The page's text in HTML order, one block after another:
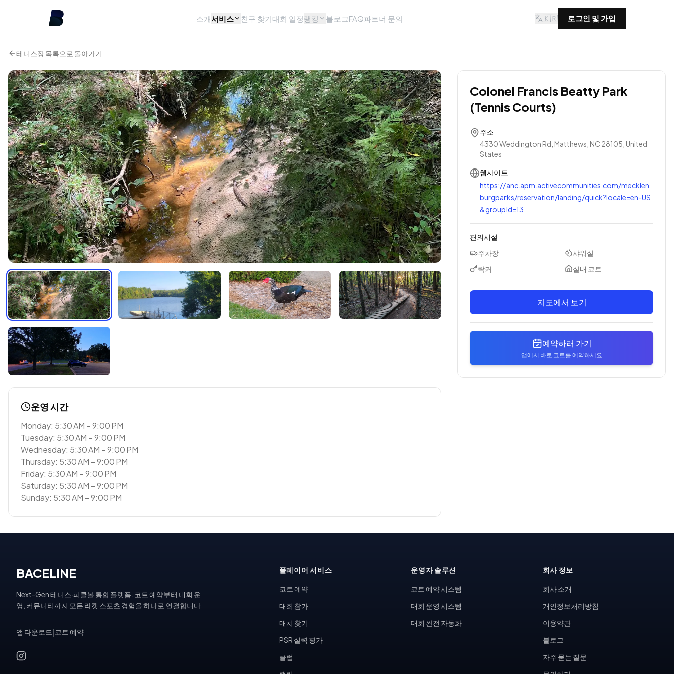
소개서비스 친구 찾기대회 일정랭킹 블로그FAQ파트너 문의 🇰🇷 로그인 및 가입
테니스장 목록으로 돌아가기
운영 시간
Monday: 5:30 AM – 9:00 PM
Tuesday: 5:30 AM – 9:00 PM
Wednesday: 5:30 AM – 9:00 PM
Thursday: 5:30 AM – 9:00 PM
Friday: 5:30 AM – 9:00 PM
Saturday: 5:30 AM – 9:00 PM
Sunday: 5:30 AM – 9:00 PM
Colonel Francis Beatty Park
(Tennis Courts)
주소
4330 Weddington Rd, Matthews, NC 28105, United
States
웹사이트
https://anc.apm.activecommunities.com/mecklen
burgparks/reservation/landing/quick?locale=en-US
&groupId=13
편의시설
주차장
샤워실
락커
실내 코트
지도에서 보기
예약하러 가기
앱에서 바로 코트를 예약하세요
BACELINE
Next-Gen 테니스·피클볼 통합 플랫폼. 코트 예약부터 대회 운
영, 커뮤니티까지 모든 라켓 스포츠 경험을 하나로 연결합니다.
앱 다운로드 코트 예약
플레이어 서비스
코트 예약
대회 참가
매치 찾기
PSR 실력 평가
클럽
운영자 솔루션
코트 예약 시스템
대회 운영 시스템
대회 완전 자동화
회사 정보
회사 소개
개인정보처리방침
이용약관
블로그
자주 묻는 질문